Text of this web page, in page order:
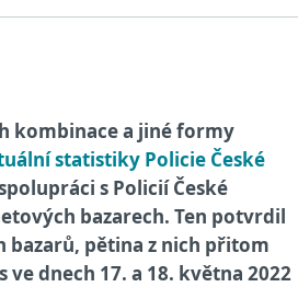
kombinace a jiné formy
statistiky Policie České
s Policií České
bazarech. Ten potvrdil
bazarů, pětina z nich přitom
dnech 17. a 18. května 2022